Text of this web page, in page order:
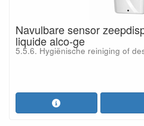
Navulbare sensor
liquide alco-ge
5.5.6. Hygiënische reiniging of